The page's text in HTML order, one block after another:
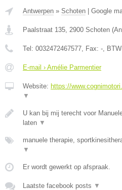
Antwerpen » Schoten | Google
Paalstraat 135 2900 Schoten (
Tel: 0032472467577 , Fax: - ,
E-mail › Amélie Parmentier
Website: https://
▼
U kan bij mij terecht voor
laten ▼
manuele therapie,
▼
Er wordt gewerkt op afspraak.
Laatste facebook posts ▼